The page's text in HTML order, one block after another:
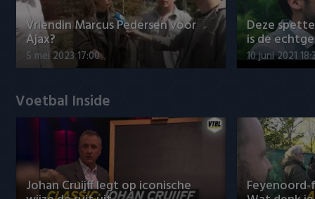
Vriendin Marcus Pedersen voor
Ajax?
5 mei 2023 17:00
Deze
is de
10 juni 2021
Voetbal Inside
Johan Cruijff legt op iconische Feyenoord-